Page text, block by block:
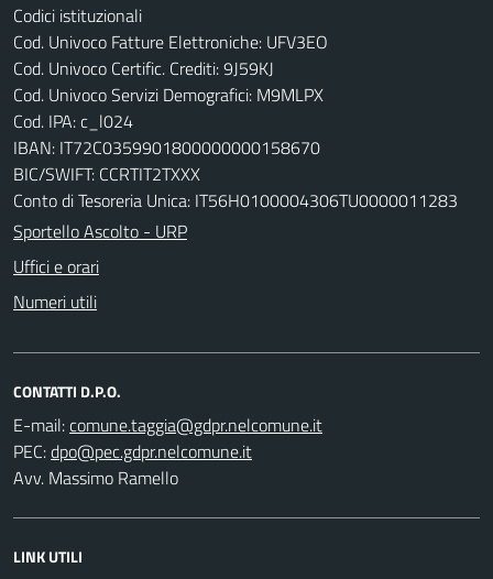
Codici istituzionali
Cod. Univoco Fatture Elettroniche: UFV3EO
Cod. Univoco Certific. Crediti: 9J59KJ
Cod. Univoco Servizi Demografici: M9MLPX
Cod. IPA: c_l024
IBAN: IT72C0359901800000000158670
BIC/SWIFT: CCRTIT2TXXX
Conto di Tesoreria Unica: IT56H0100004306TU0000011283
Sportello Ascolto - URP
Uffici e orari
Numeri utili
CONTATTI D.P.O.
E-mail:
PEC:
Avv. Massimo Ramello
LINK UTILI